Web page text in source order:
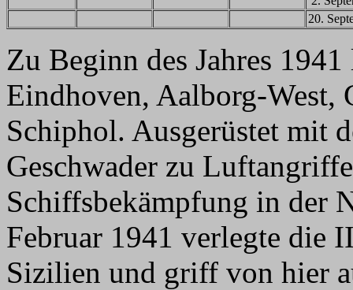
20.
Zu Beginn des Jahres
Eindhoven, Aalborg-West,
Schiphol. Ausgerüstet mit
Geschwader zu
Schiffsbekämpfung in der
Februar 1941 verlegte die
Sizilien und griff von hier